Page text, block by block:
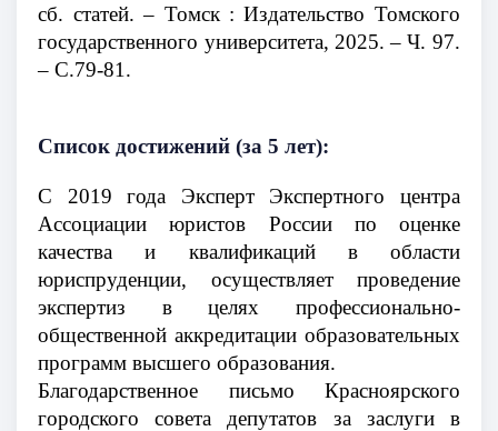
сб. статей. – Томск : Издательство Томского
государственного университета, 2025. – Ч. 97.
– С.79-81.
Список достижений(за 5 лет):
С 2019 года Эксперт Экспертного центра
Ассоциации юристов России по оценке
качества и квалификаций в области
юриспруденции, осуществляет проведение
экспертиз в целях профессионально-
общественной аккредитации образовательных
программ высшего образования.
Благодарственное письмо Красноярского
городского совета депутатов за заслуги в